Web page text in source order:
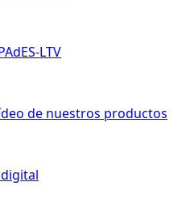
LTV
de nuestros productos